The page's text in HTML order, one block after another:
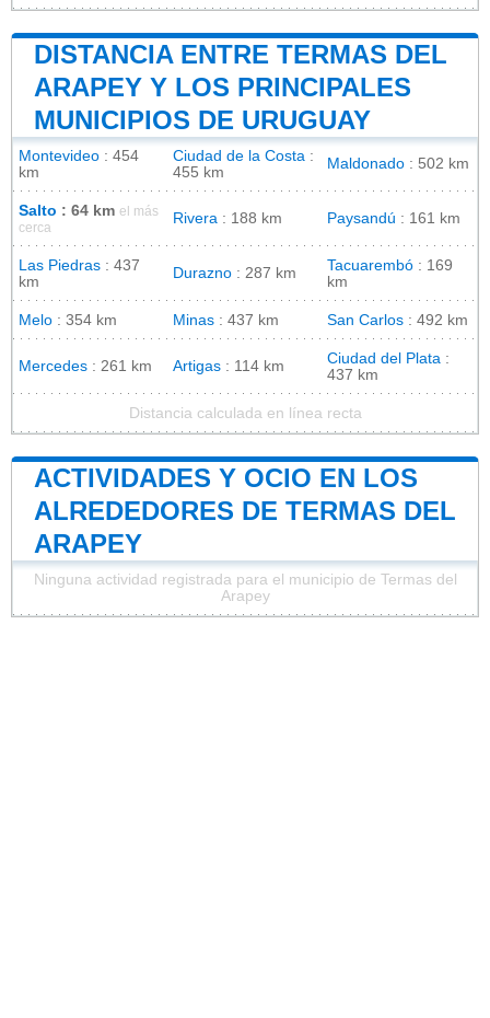
DISTANCIA ENTRE TERMAS DEL
ARAPEY Y LOS PRINCIPALES
MUNICIPIOS DE URUGUAY
Montevideo : 454
km
Ciudad de la Costa :
455 km
Maldonado : 502 km
Salto : 64 km el más
cerca
Rivera : 188 km Paysandú : 161 km
Las Piedras : 437
km
Durazno : 287 km Tacuarembó : 169
km
Melo : 354 km Minas : 437 km San Carlos : 492 km
Mercedes : 261 km Artigas : 114 km Ciudad del Plata :
437 km
Distancia calculada en línea recta
ACTIVIDADES Y OCIO EN LOS
ALREDEDORES DE TERMAS DEL
ARAPEY
Ninguna actividad registrada para el municipio de Termas del
Arapey